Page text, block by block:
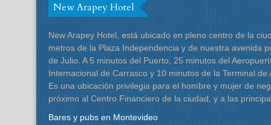
New Arapey Hotel
New Arapey Hotel, está ubicado en pleno centro de la
metros de la Plaza Independencia y de nuestra avenida
de Julio. A 5 minutos del Puerto, 25 minutos del
Internacional de Carrasco y 10 minutos de la Terminal de
Es una ubicación privilegia para el hombre y mujer de
próximo al Centro Financiero de la ciudad, y a las
Bares y pubs en Montevideo